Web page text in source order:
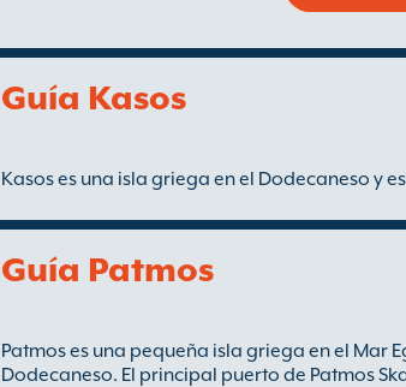
Guía Kasos
Kasos es una isla griega en el Dodecaneso y
Guía Patmos
Patmos es una pequeña isla griega en el Mar
Dodecaneso. El principal puerto de Patmos